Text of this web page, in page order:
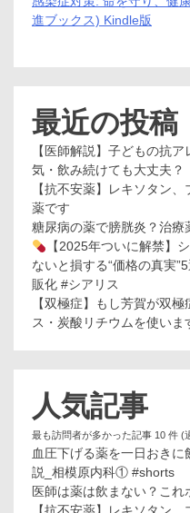
進ブックス) Kindle版
最近の投稿
【医師解説】子どもの抗
気・飲み続けても大丈夫
【抗不安薬】レキソタン
薬です
糖尿病の薬で膀胱炎？治
【2025年ついに解禁】
ないと損する“価格の真実
販化 #シアリス
【双極症】もし芳賀が双
ス・炭酸リチウムを使いま
人気記事
最も訪問者が多かった記事 10 件 (
血圧下げる薬を一日おき
説_相模原内科① #shorts
医師は薬は飲まない？こ